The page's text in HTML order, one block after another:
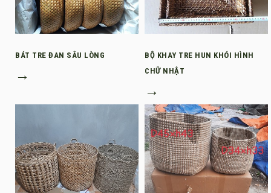
BÁT TRE ĐAN SÂU LÒNG
→
BỘ KHAY TRE HUN KHÓI HÌNH
CHỮ NHẬT
→